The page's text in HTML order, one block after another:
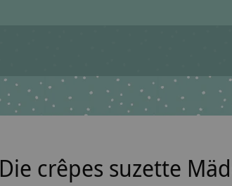
Die crêpes suzette